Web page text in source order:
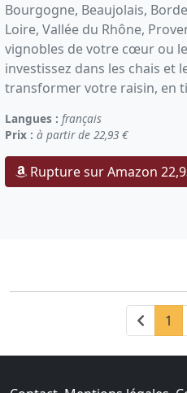
Bourgogne, Beaujolais,
Loire, Vallée du Rhône,
vignobles de votre cœur ou
investissez dans les chais et
transformer votre raisin, en
Langues : français
Prix : à partir de 22,93 €
Rupture sur Amazon
1